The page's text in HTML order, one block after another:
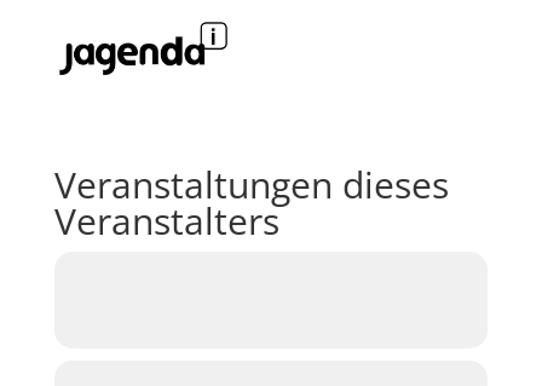
Veranstaltungen dieses
Veranstalters